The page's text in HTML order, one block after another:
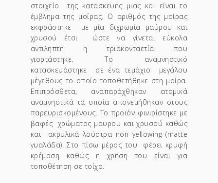
στοιχείο της κατασκευής μιας και είναι το
έμβλημα της μοίρας. Ο αριθμός της μοίρας
εκφράστηκε με μία διχρωμία μαύρου και
χρυσού έτσι ώστε να γίνεται εύκολα
αντιληπτή η τριακονταετία που
γιορτάστηκε. Το αναμνηστικό
κατασκευάστηκε σε ένα τεμάχιο μεγάλου
μέγεθους το οποίο τοποθετήθηκε στη μοίρα.
Επιπρόσθετα, αναπαράχθηκαν ατομικά
αναμνηστικά τα οποία απονεμήθηκαν στους
παρευρισκομένους. Το προϊόν φινιρίστηκε με
βαφές χρώματος μαυρου και χρυσού καθώς
και ακρυλικά λούστρα non yellowing (matte
γυαλάδα). Στο πίσω μέρος του φέρει κρυφή
κρέμαση καθώς η χρήση του είναι για
τοποθέτηση σε τοίχο.